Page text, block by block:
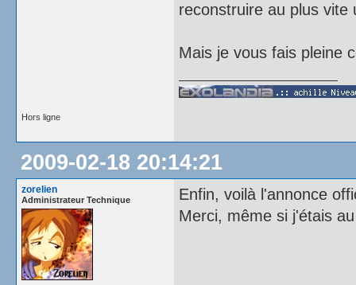
reconstruire au plus vite
Mais je vous fais pleine
Hors ligne
2009-02-18 20:14:21
zorelien
Administrateur Technique
Enfin, voilà l'annonce
Merci, même si j'étais